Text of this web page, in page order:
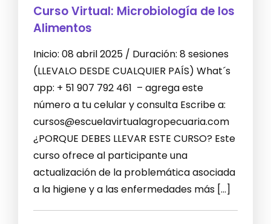
Curso Virtual: Microbiología de los
Alimentos
Inicio: 08 abril 2025 / Duración: 8 sesiones
(LLEVALO DESDE CUALQUIER PAÍS) What´s
app: + 51 907 792 461 – agrega este
número a tu celular y consulta Escribe a:
cursos@escuelavirtualagropecuaria.com
¿PORQUE DEBES LLEVAR ESTE CURSO? Este
curso ofrece al participante una
actualización de la problemática asociada
a la higiene y a las enfermedades más […]